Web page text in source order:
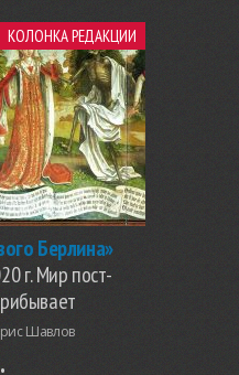
КОЛОНКА РЕДАКЦИИ
Берлина»
г. Мир пост-
Шавлов